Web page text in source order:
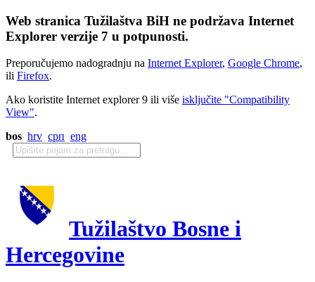
Web stranica Tužilaštva BiH ne podržava Internet
Explorer verzije 7 u potpunosti.
Preporučujemo nadogradnju na Internet Explorer, Google Chrome,
ili Firefox.
Ako koristite Internet explorer 9 ili više isključite "Compatibility
View".
bos hrv срп eng
Tužilaštvo Bosne i
Hercegovine